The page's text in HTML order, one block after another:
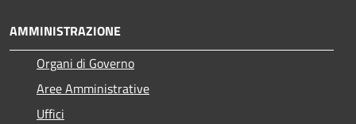
AMMINISTRAZIONE
Organi di Governo
Aree Amministrative
Uffici